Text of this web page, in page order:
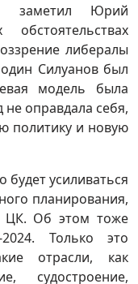
заметил Юрий
либералы
Силуанов был
модель была
оправдала себя,
политику и новую
усиливаться
планирования,
ЦК. Об этом тоже
Только это
отрасли, как
судостроение,